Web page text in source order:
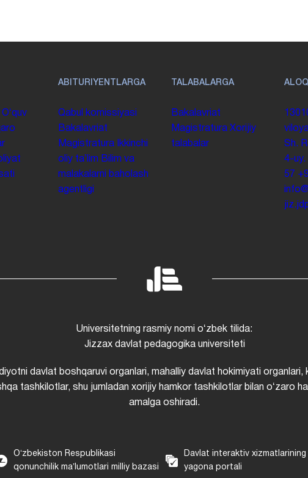
Oʻquv
ABITURIYENTLARGA
Qabul komissiyasi
Bakalavriat
Magistratura
Ikkinchi
oliy taʼlim Bilim va
malakalarni baholash
agentligi
TALABALARGA
Bakalavriat
Magistratura Xorijiy
talabalar
Sh.
4-uy.
57
Universitetning rasmiy nomi oʻzbek tilida:
Jizzax davlat pedagogika universiteti
davlat boshqaruvi organlari, mahalliy davlat hokimiyati organlari,
tashkilotlar, shu jumladan xorijiy hamkor tashkilotlar bilan oʻzaro
amalga oshiradi.
Oʻzbekiston Respublikasi
qonunchilik maʼlumotlari milliy bazasi
Davlat interaktiv xizmatlarining
yagona portali